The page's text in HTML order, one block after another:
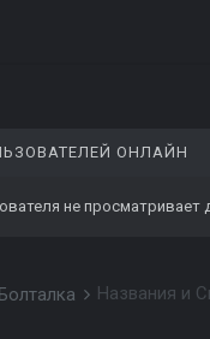
ОНЛАЙН
не просматривает
Названия и